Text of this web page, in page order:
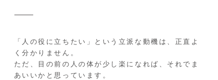
⸻
「人の役に立ちたい」という立派な動機は、正直よ
く分かりません。
ただ、目の前の人の体が少し楽になれば、それでま
あいいかと思っています。